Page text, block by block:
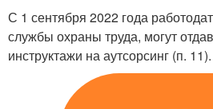
С 1 сентября 2022 года
службы охраны труда, могут
инструктажи на аутсорсинг (п. 11).